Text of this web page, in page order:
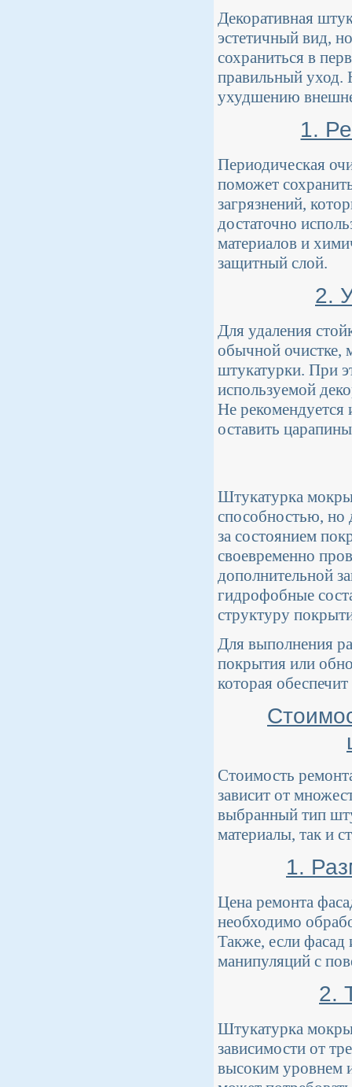
Декоративная
эстетичный вид,
сохраниться в
правильный уход.
ухудшению
1.
Периодическая
поможет
загрязнений,
достаточно
материалов и
защитный слой.
2.
Для удаления
обычной очистке,
штукатурки. При
используемой
Не рекомендуется
оставить
Штукатурка
способностью, но
за состоянием
своевременно
дополнительной
гидрофобные
структуру
Для выполнения
покрытия или
которая
Стоимость
зависит от
выбранный тип
материалы, так и
1.
Цена ремонта
необходимо
Также, если фасад
манипуляций с
2.
Штукатурка
зависимости от
высоким уровнем